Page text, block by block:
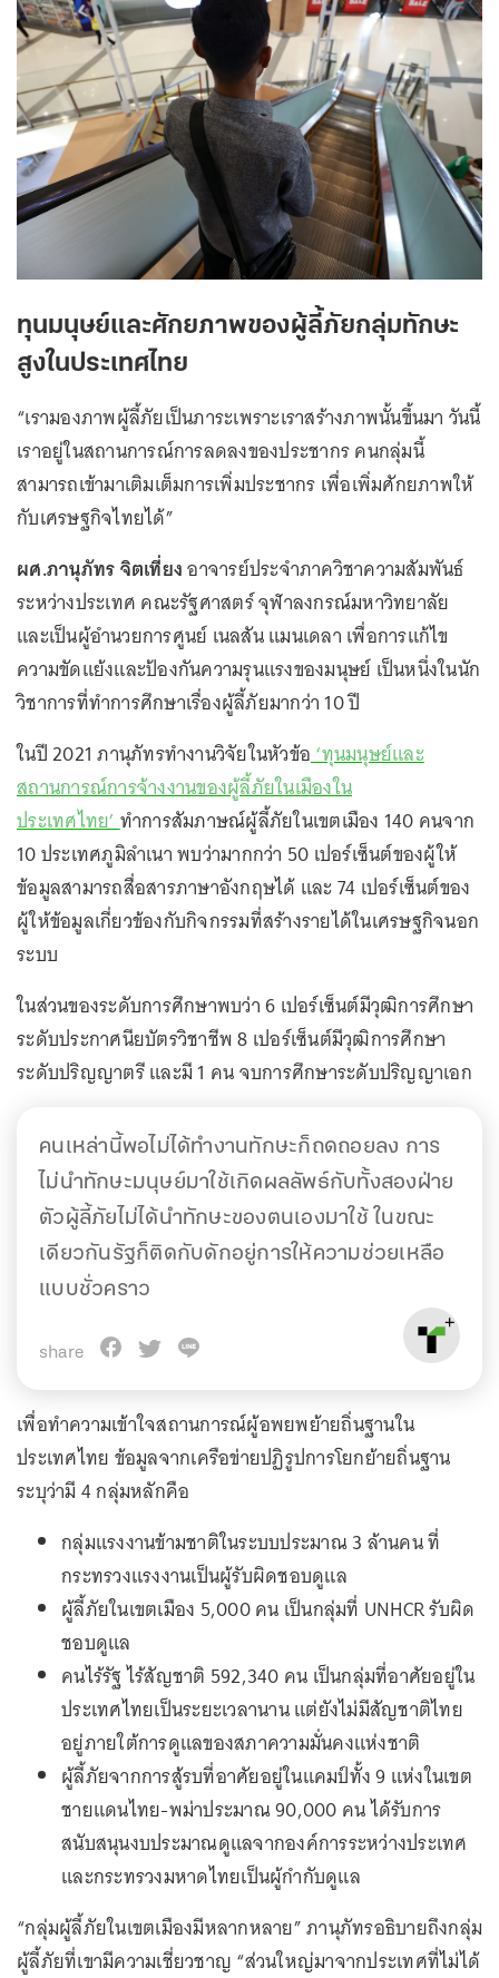
ทุนมนุษย์และศักยภาพของผู้ลี้ภัยกลุ่มทักษะ
สูงในประเทศไทย
“เรามองภาพผู้ลี้ภัยเป็นภาระเพราะเราสร้างภาพนั้นขึ้นมา วันนี้
เราอยู่ในสถานการณ์การลดลงของประชากร คนกลุ่มนี้
สามารถเข้ามาเติมเต็มการเพิ่มประชากร เพื่อเพิ่มศักยภาพให้
กับเศรษฐกิจไทยได้”
ผศ.ภานุภัทร จิตเที่ยงอาจารย์ประจำภาควิชาความสัมพันธ์
ระหว่างประเทศ คณะรัฐศาสตร์ จุฬาลงกรณ์มหาวิทยาลัย
และเป็นผู้อำนวยการศูนย์ เนลสัน แมนเดลา เพื่อการแก้ไข
ความขัดแย้งและป้องกันความรุนแรงของมนุษย์ เป็นหนึ่งในนัก
วิชาการที่ทำการศึกษาเรื่องผู้ลี้ภัยมากว่า 10 ปี
ในปี 2021 ภานุภัทรทำงานวิจัยในหัวข้อ‘ทุนมนุษย์และ
สถานการณ์การจ้างงานของผู้ลี้ภัยในเมืองใน
ประเทศไทย’ทำการสัมภาษณ์ผู้ลี้ภัยในเขตเมือง 140 คนจาก
10 ประเทศภูมิลำเนา พบว่ามากกว่า 50 เปอร์เซ็นต์ของผู้ให้
ข้อมูลสามารถสื่อสารภาษาอังกฤษได้ และ 74 เปอร์เซ็นต์ของ
ผู้ให้ข้อมูลเกี่ยวข้องกับกิจกรรมที่สร้างรายได้ในเศรษฐกิจนอก
ระบบ
ในส่วนของระดับการศึกษาพบว่า 6 เปอร์เซ็นต์มีวุฒิการศึกษา
ระดับประกาศนียบัตรวิชาชีพ 8 เปอร์เซ็นต์มีวุฒิการศึกษา
ระดับปริญญาตรี และมี 1 คน จบการศึกษาระดับปริญญาเอก
คนเหล่านี้พอไม่ได้ทำงานทักษะก็ถดถอยลง การ
ไม่นำทักษะมนุษย์มาใช้เกิดผลลัพธ์กับทั้งสองฝ่าย
ตัวผู้ลี้ภัยไม่ได้นำทักษะของตนเองมาใช้ ในขณะ
เดียวกันรัฐก็ติดกับดักอยู่การให้ความช่วยเหลือ
แบบชั่วคราว
share
เพื่อทำความเข้าใจสถานการณ์ผู้อพยพย้ายถิ่นฐานใน
ประเทศไทย ข้อมูลจากเครือข่ายปฏิรูปการโยกย้ายถิ่นฐาน
ระบุว่ามี 4 กลุ่มหลักคือ
กลุ่มแรงงานข้ามชาติในระบบประมาณ 3 ล้านคน ที่
กระทรวงแรงงานเป็นผู้รับผิดชอบดูแล
ผู้ลี้ภัยในเขตเมือง 5,000 คน เป็นกลุ่มที่ UNHCR รับผิด
ชอบดูแล
คนไร้รัฐ ไร้สัญชาติ 592,340 คน เป็นกลุ่มที่อาศัยอยู่ใน
ประเทศไทยเป็นระยะเวลานาน แต่ยังไม่มีสัญชาติไทย
อยู่ภายใต้การดูแลของสภาความมั่นคงแห่งชาติ
ผู้ลี้ภัยจากการสู้รบที่อาศัยอยู่ในแคมป์ทั้ง 9 แห่งในเขต
ชายแดนไทย-พม่าประมาณ 90,000 คน ได้รับการ
สนับสนุนงบประมาณดูแลจากองค์การระหว่างประเทศ
และกระทรวงมหาดไทยเป็นผู้กำกับดูแล
“กลุ่มผู้ลี้ภัยในเขตเมืองมีหลากหลาย” ภานุภัทรอธิบายถึงกลุ่ม
ผู้ลี้ภัยที่เขามีความเชี่ยวชาญ “ส่วนใหญ่มาจากประเทศที่ไม่ได้